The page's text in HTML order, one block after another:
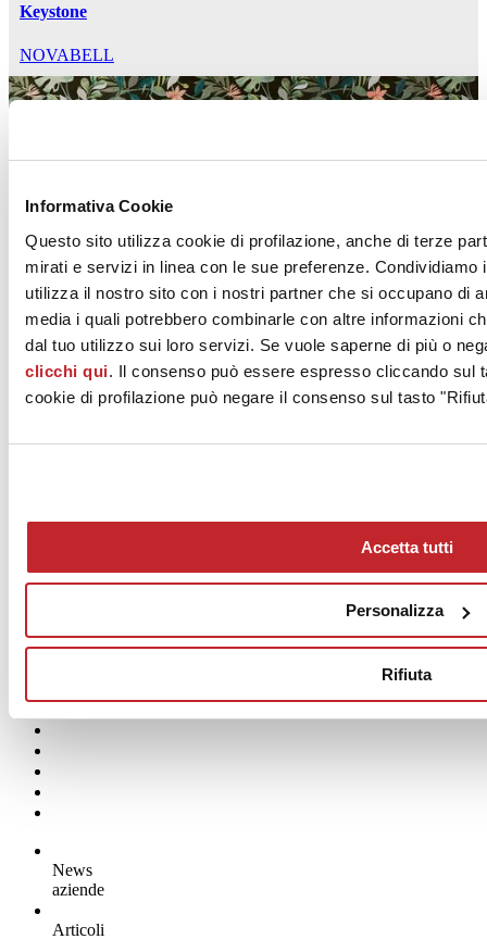
Informativa Cookie
Questo sito utilizza cookie di profilazione, anche di terze
mirati e servizi in linea con le sue preferenze.
utilizza il nostro sito con i nostri partner che si occupano di
media i quali potrebbero combinarle con altre informazioni
dal tuo utilizzo sui loro servizi. Se vuole saperne di più o
clicchi qui. Il consenso può essere espresso cliccando sul
cookie di profilazione può negare il consenso sul tasto
Accetta tutti
Personalizza
Rifiuta
Keystone
NOVABELL
WONDERSPACE
News
aziende
Articoli